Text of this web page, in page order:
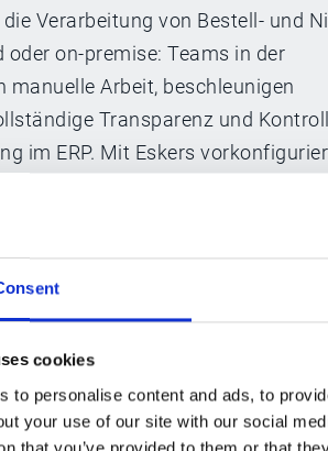
cookies
to personalise content and ads, to
your use of our site with our social
Verarbeitung von Bestell- und
on-premise: Teams in der
Arbeit, beschleunigen
Transparenz und
im ERP. Mit Eskers
Bereits nach drei Tagen kann
Mehrwert, höhere Effizienz